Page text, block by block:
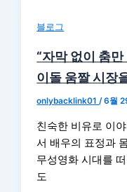
블로그
“자막 없이 춤
이돌 움짤 시장
onlybacklink01/6월
친숙한 비유로 이
서 배우의 표정과
무성영화 시대를
도